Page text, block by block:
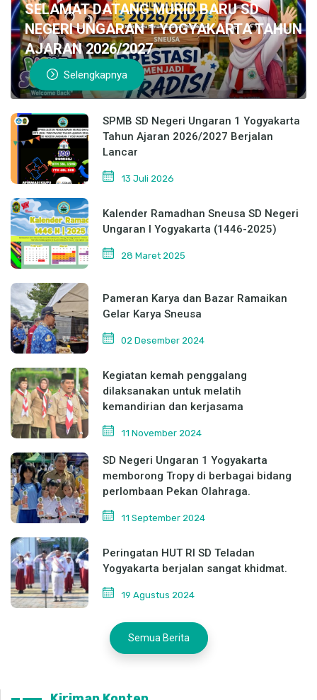
DATANG MURID BARU SD
UNGARAN 1 YOGYAKARTA TAHUN
2026/2027
Selengkapnya
SPMB SD Negeri Ungaran 1 Yogyakarta
Tahun Ajaran 2026/2027 Berjalan
Lancar
13 Juli 2026
Kalender Ramadhan Sneusa SD Negeri
Ungaran I Yogyakarta (1446-2025)
28 Maret 2025
Pameran Karya dan Bazar Ramaikan
Gelar Karya Sneusa
02 Desember 2024
Kegiatan kemah penggalang
dilaksanakan untuk melatih
kemandirian dan kerjasama
11 November 2024
SD Negeri Ungaran 1 Yogyakarta
memborong Tropy di berbagai bidang
perlombaan Pekan Olahraga.
11 September 2024
Peringatan HUT RI SD Teladan
Yogyakarta berjalan sangat khidmat.
19 Agustus 2024
Semua Berita